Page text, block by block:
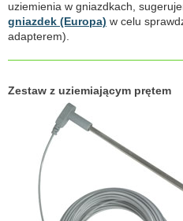
uziemienia w gniazdkach,
gniazdek (Europa) w celu
adapterem).
Zestaw z uziemiającym prętem